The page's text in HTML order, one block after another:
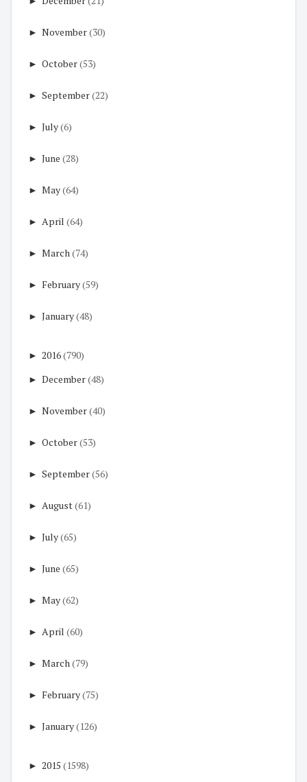
► November(30)
► October(53)
► September(22)
► July(6)
► June (28)
► May(64)
► April (64)
► March(74)
► February(59)
► January(48)
► 2016(790)
► December(48)
► November(40)
► October(53)
► September(56)
► August(61)
► July(65)
► June (65)
► May(62)
► April (60)
► March(79)
► February(75)
► January(126)
► 2015 (1598)